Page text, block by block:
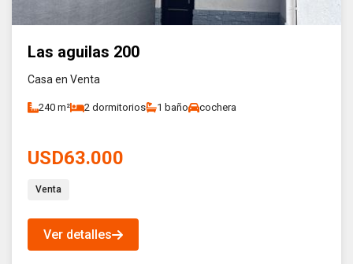
Las aguilas 200
Casa en Venta
240 m² 2 dormitorios 1 baño cochera
USD63.000
Venta
Ver detalles